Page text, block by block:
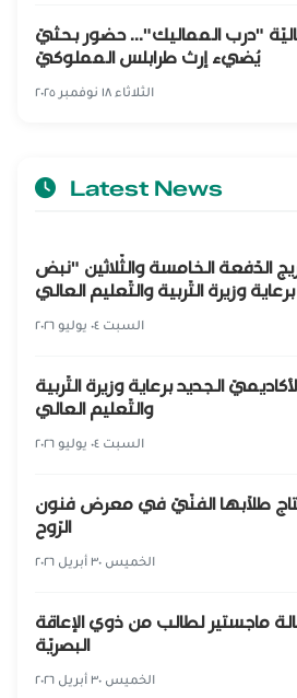
"درب المماليك"... حضور بحثيّ
يُضيء إرث طرابلس المملوكيّ
الثلاثاء ١٨ نوفمبر ٢٠٢٥
Latest News
الدّفعة الخامسة والثّلاثين "نبض
وزيرة التّربية والتّعليم العالي
السبت ٠٤ يوليو ٢٠٢٦
الجديد برعاية وزيرة التّربية
والتّعليم العالي
السبت ٠٤ يوليو ٢٠٢٦
طلّابها الفنّيّ في معرض فنون
الرّوح
الخميس ٣٠ أبريل ٢٠٢٦
ماجستير لطالب من ذوي الإعاقة
البصريّة
الخميس ٣٠ أبريل ٢٠٢٦